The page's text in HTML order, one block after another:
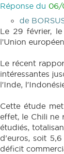
Réponse du 06/
de
Le 29 février,
l’Union
Le récent
intéressantes
l'Inde,
Cette étude
effet, le Chili ne
étudiés,
d'euros, soit
déficit